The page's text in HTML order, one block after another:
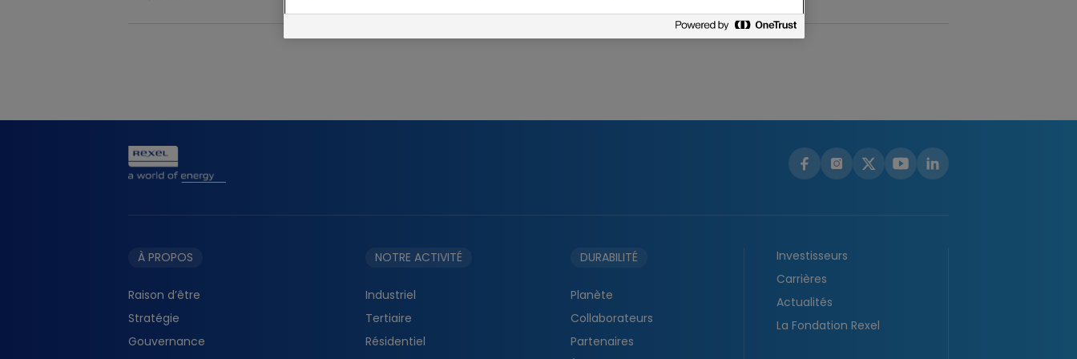
À PROPOS
Raison d’être
Stratégie
Gouvernance
NOTRE ACTIVITÉ
Industriel
Tertiaire
Résidentiel
DURABILITÉ
Planète
Collaborateurs
Partenaires
Investisseurs
Carrières
Actualités
La Fondation Rexel